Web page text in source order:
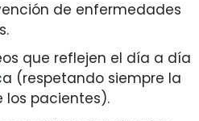
de enfermedades
que reflejen el día a día
(respetando siempre la
pacientes).